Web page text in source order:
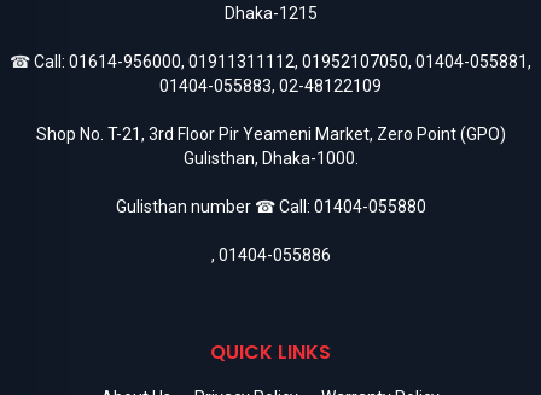
Dhaka-1215
☎ Call: 01614-956000, 01911311112, 01952107050, 01404-055881,
01404-055883, 02-48122109
Shop No. T-21, 3rd Floor Pir Yeameni Market, Zero Point (GPO)
Gulisthan, Dhaka-1000.
Gulisthan number ☎ Call: 01404-055880
, 01404-055886
QUICK LINKS